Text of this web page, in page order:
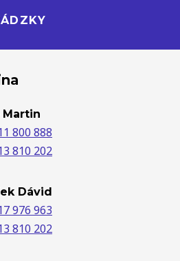
Martin
800 888
810 202
Dávid
976 963
810 202